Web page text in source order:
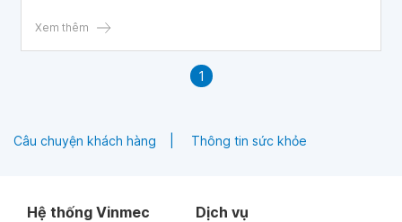
trình điều trị sau này.
Xem thêm
1
Câu chuyện khách hàng Thông tin sức khỏe
Hệ thống Vinmec Dịch vụ